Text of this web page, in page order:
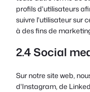
profils d'utilisateurs
suivre l'utilisateur sur
à des fins de
2.4 Social
Sur notre site web,
d'Instagram, de